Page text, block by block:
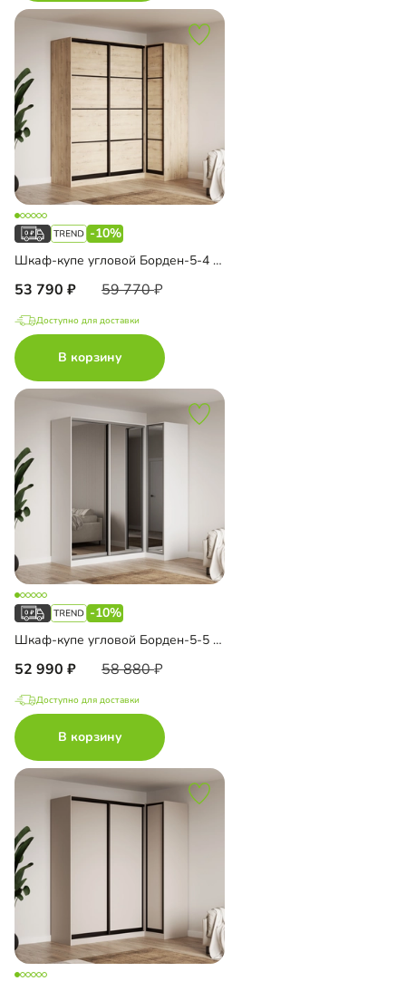
-10%
Шкаф-купе угловой Борден-5-4 1100
53 790 59 770
Доступно для доставки
В корзину
-10%
Шкаф-купе угловой Борден-5-5 1100
52 990 58 880
Доступно для доставки
В корзину